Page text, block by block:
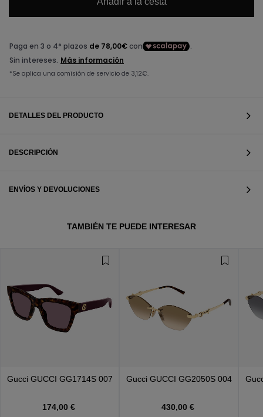
DETALLES DEL PRODUCTO
DESCRIPCIÓN
ENVÍOS Y DEVOLUCIONES
TAMBIÉN TE PUEDE INTERESAR
Gucci GUCCI GG1714S 007
174,00 €
Gucci GUCCI GG2050S 004
430,00 €